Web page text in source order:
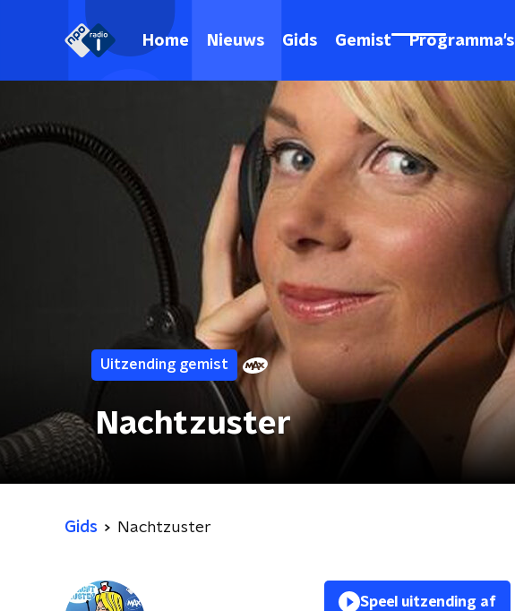
Home Nieuws Gids Gemist Programma's
Uitzending gemist
Nachtzuster
Gids Nachtzuster
Speel uitzending af